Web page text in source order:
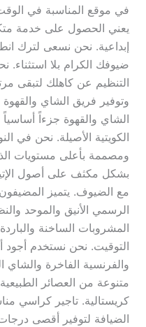
في موقع المناسبة في الوقت
يعني الحصول على خدمة
إبداعية. نحن نسعى لترك
ضيوفك الكرام بلا
التنظيم عن كاهلك لتبقى
وتوفير فريق الشاي
الشاي والقهوة جزءاً أساسياً
الكويتية الأصيلة. نحن في
ومصممة بأعلى مستويات
بشكل مكثف على أصول
مع الضيوف. يتميز
الرسمي الأنيق والموحد
المشروبات الساخنة
التوقيت. نحن نستخدم أجود
والفرنسية الفاخرة والشاي
متنوعة من العصائر
كريستالية. تاجير كراسي
الضيافة لتوفير أقصى